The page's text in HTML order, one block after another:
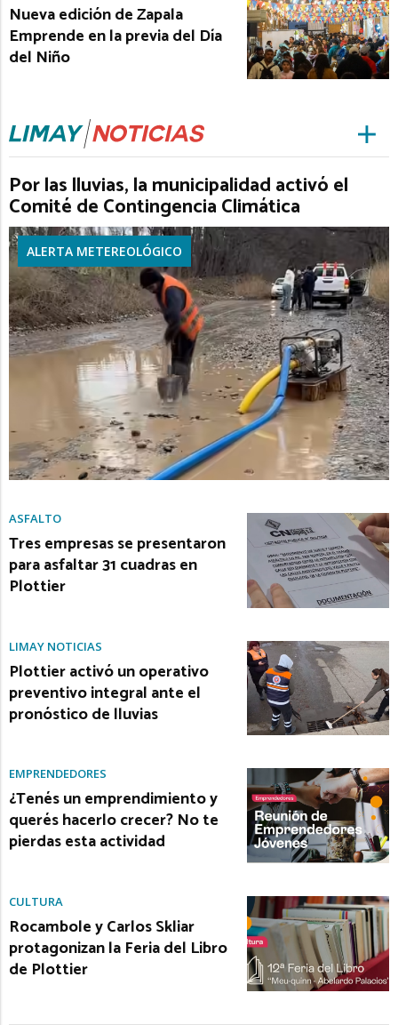
Nueva edición de Zapala
Emprende en la previa del Día
del Niño
Por las lluvias, la municipalidad activó el
Comité de Contingencia Climática
ALERTA METEREOLÓGICO
ASFALTO
Tres empresas se presentaron
para asfaltar 31 cuadras en
Plottier
LIMAY NOTICIAS
Plottier activó un operativo
preventivo integral ante el
pronóstico de lluvias
EMPRENDEDORES
¿Tenés un emprendimiento y
querés hacerlo crecer? No te
pierdas esta actividad
CULTURA
Rocambole y Carlos Skliar
protagonizan la Feria del Libro
de Plottier